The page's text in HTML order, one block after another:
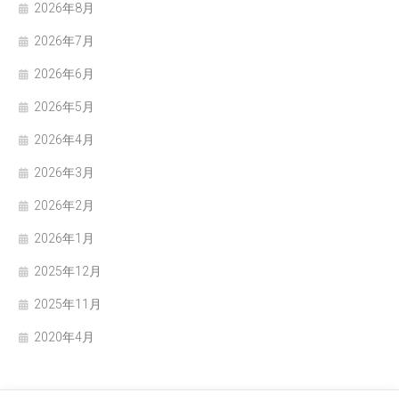
2026年8月
2026年7月
2026年6月
2026年5月
2026年4月
2026年3月
2026年2月
2026年1月
2025年12月
2025年11月
2020年4月